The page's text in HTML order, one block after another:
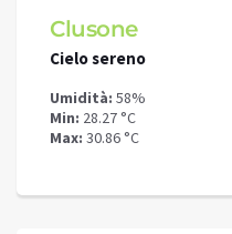
Clusone
Cielo sereno
Umidità: 58%
Min: 28.27 °C
Max: 30.86 °C